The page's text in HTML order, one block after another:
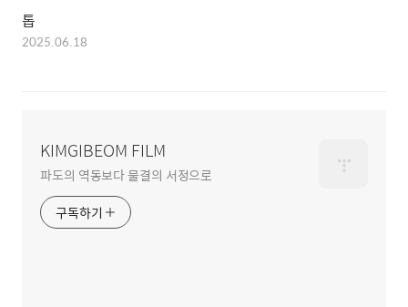
톱
2025.06.18
KIMGIBEOM FILM
파도의 역동보다 물결의 서정으로
구독하기